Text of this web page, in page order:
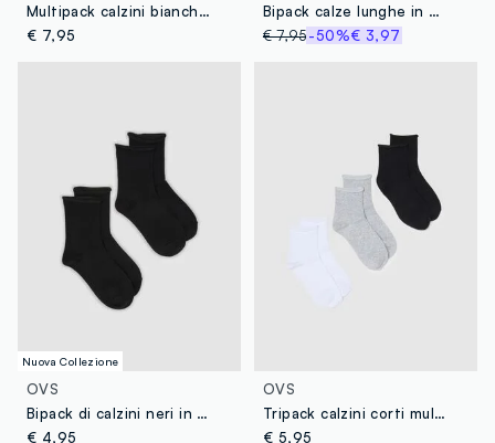
Multipack calzini bianchi in misto cotone regular fit
€ 7,95
Bipack calze lunghe in puro cotone mercerizzato bianco
€ 7,95-50%€ 3,97
Nuova Collezione
OVS
Bipack di calzini neri in misto cotone jersey organico
€ 4,95
OVS
Tripack calzini corti multicolor in misto cotone vestibilità aderente
€ 5,95